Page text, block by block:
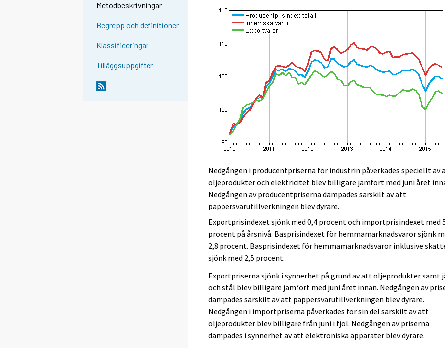
Metodbeskrivningar
Begrepp och definitioner
Klassificeringar
Tilläggsuppgifter
Nedgången i producentpriserna för industrin påverkades speciellt av
oljeprodukter och elektricitet blev billigare jämfört med juni året
Nedgången av producentpriserna dämpades särskilt av att
pappersvarutillverkningen blev dyrare.
Exportprisindexet sjönk med 0,4 procent och importprisindexet med
procent på årsnivå. Basprisindexet för hemmamarknadsvaror sjönk
2,8 procent. Basprisindexet för hemmamarknadsvaror inklusive
sjönk med 2,5 procent.
Exportpriserna sjönk i synnerhet på grund av att oljeprodukter samt
och stål blev billigare jämfört med juni året innan. Nedgången av
dämpades särskilt av att pappersvarutillverkningen blev dyrare.
Nedgången i importpriserna påverkades för sin del särskilt av att
oljeprodukter blev billigare från juni i fjol. Nedgången av priserna
dämpades i synnerhet av att elektroniska apparater blev dyrare.